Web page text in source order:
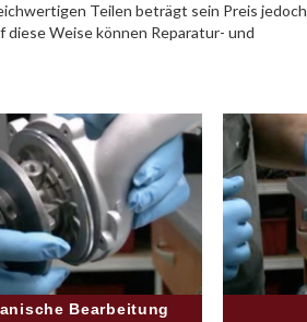
Teilen beträgt sein Preis jedoch
Weise können Reparatur- und
Bearbeitung